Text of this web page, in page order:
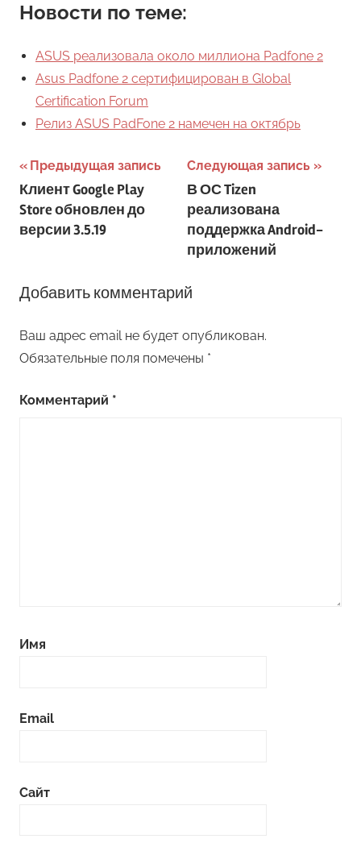
Новости по теме:
ASUS реализовала около миллиона Padfone 2
Asus Padfone 2 сертифицирован в Global
Certification Forum
Релиз ASUS PadFone 2 намечен на октябрь
Навигация
по
записям
Предыдущая запись
Клиент Google Play
Store обновлен до
версии 3.5.19
Следующая запись
В ОС Tizen
реализована
поддержка Android-
приложений
Добавить комментарий
Ваш адрес email не будет опубликован.
Обязательные поля помечены *
Комментарий *
Имя
Email
Сайт